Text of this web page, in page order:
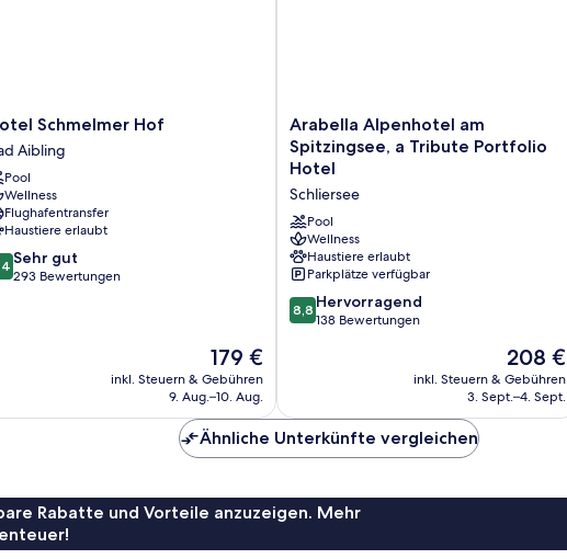
Schmelmer Hof
Aibling
Pool
Wellness
Flughafentransfer
Haustiere erlaubt
Sehr gut
293 Bewertungen
Der
Preis
beträgt
179 €
inkl. Steuern & Gebühren
9. Aug.–10. Aug.
Arabella
Alpenhotel am
Spitzingsee,
a
Tribute
Portfolio
Hotel
Schliersee
Arabella Alpenhotel am
Spitzingsee, a Tribute Portfolio
Hotel
Schliersee
Pool
Wellness
Haustiere erlaubt
Parkplätze verfügbar
8.8
von
8,8 Hervorragend
138 Bewertungen
Der
Preis
beträgt
208 €
inkl. Steuern & Gebühren
3. Sept.–4. Sept.
Ähnliche Unterkünfte vergleichen
Rabatte und Vorteile anzuzeigen. Mehr